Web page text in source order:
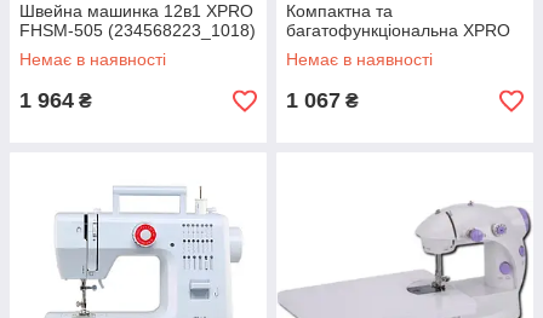
Швейна машинка 12в1 XPRO
FHSM-505 (234568223_1018)
Немає в наявності
1 964 ₴
Компактна та
багатофункціональна XPRO
MA-25 20 (MER-15447_356)
Немає в наявності
1 067 ₴